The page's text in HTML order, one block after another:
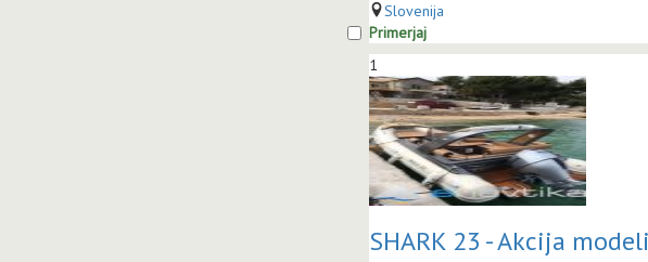
Slovenija
Primerjaj
1
SHARK 23 - Akcija